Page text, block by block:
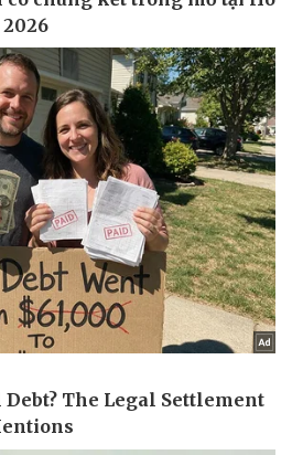
Ô tô - Xe máy
Ô tô
Xe máy
Tư vấn